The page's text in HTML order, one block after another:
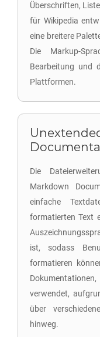
Überschriften,
für Wikipedia
eine breitere
Die Markup-
Bearbeitung und
Plattformen.
Die
Markdown
einfache
formatierten Text
ist, sodass
formatieren
verwendet,
über
hinweg.